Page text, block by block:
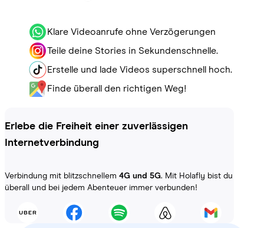
Klare Videoanrufe ohne Verzögerungen
Teile deine Stories in Sekundenschnelle.
Erstelle und lade Videos superschnell hoch.
Finde überall den richtigen Weg!
Erlebe die Freiheit einer zuverlässigen
Internetverbindung
Verbindung mit blitzschnellem 4G und 5G. Mit Holafly bist du
überall und bei jedem Abenteuer immer verbunden!